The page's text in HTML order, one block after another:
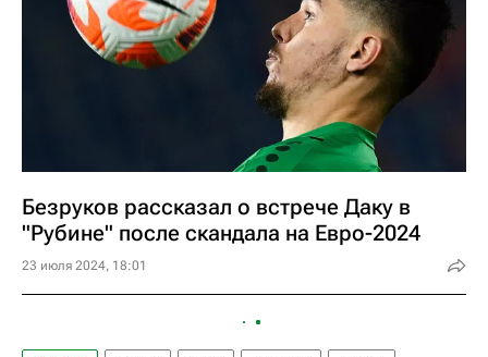
Безруков рассказал о встрече Даку в
"Рубине" после скандала на Евро-2024
23 июля 2024, 18:01